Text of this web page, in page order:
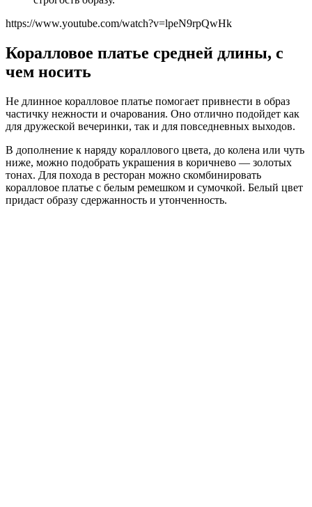
https://www.youtube.com/watch?v=lpeN9rpQwHk
Коралловое платье средней длины, с
чем носить
Не длинное коралловое платье помогает привнести в образ
частичку нежности и очарования. Оно отлично подойдет как
для дружеской вечеринки, так и для повседневных выходов.
В дополнение к наряду кораллового цвета, до колена или чуть
ниже, можно подобрать украшения в коричнево — золотых
тонах. Для похода в ресторан можно скомбинировать
коралловое платье с белым ремешком и сумочкой. Белый цвет
придаст образу сдержанность и утонченность.